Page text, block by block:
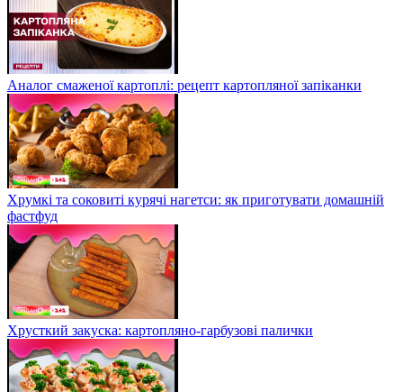
Аналог смаженої картоплі: рецепт картопляної запіканки
Хрумкі та соковиті курячі нагетси: як приготувати домашній
фастфуд
Хрусткий закуска: картопляно-гарбузові палички